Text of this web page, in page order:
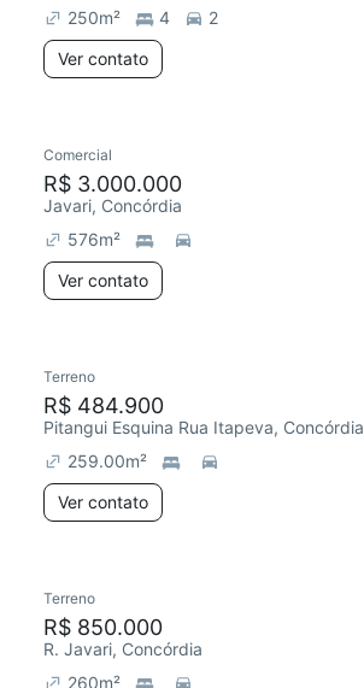
250m² 4
2
Ver contato
Comercial
R$ 3.000.000
Javari, Concórdia
576m²
Ver contato
Terreno
R$ 484.900
Pitangui Esquina Rua Itapeva, Concórdia
259.00m²
Ver contato
Terreno
R$ 850.000
R. Javari, Concórdia
260m²